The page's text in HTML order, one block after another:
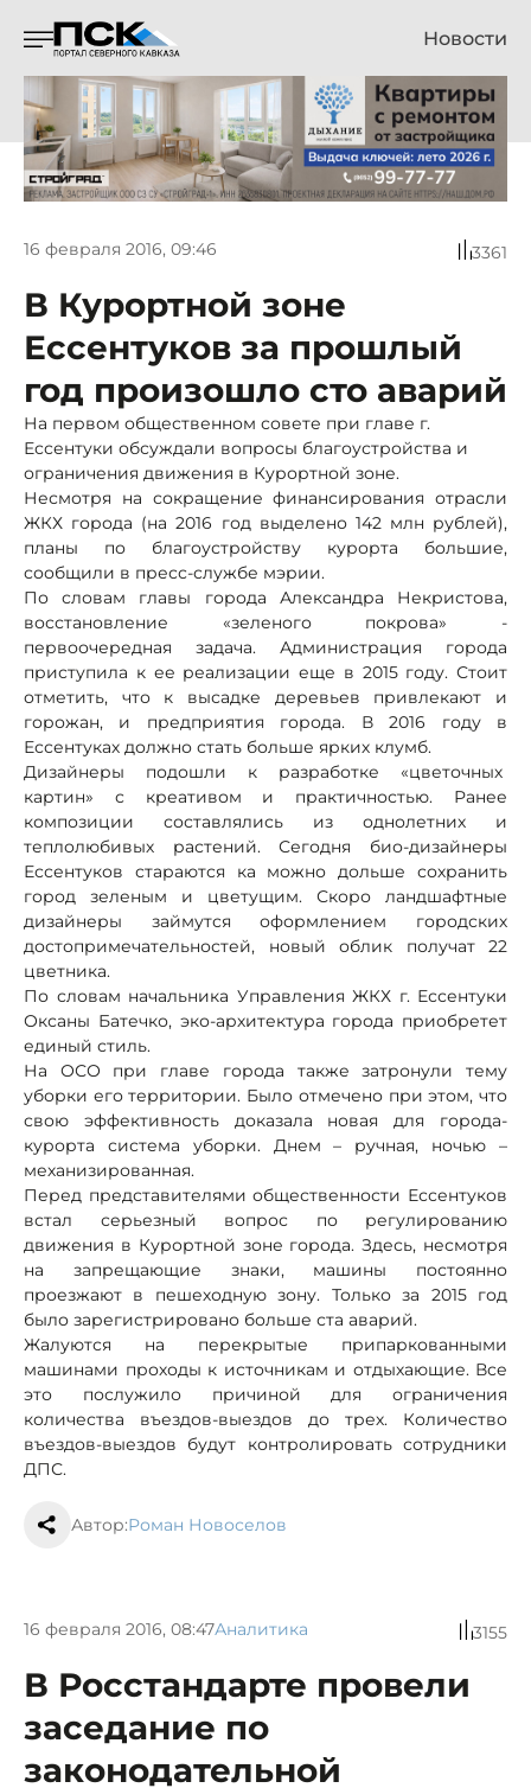
Новости
16 февраля 2016, 09:46 3361
В Курортной зоне
Ессентуков за прошлый
год произошло сто аварий
На первом общественном совете при главе г.
Ессентуки обсуждали вопросы благоустройства и
ограничения движения в Курортной зоне.
Несмотря на сокращение финансирования отрасли
ЖКХ города (на 2016 год выделено 142 млн рублей),
планы по благоустройству курорта большие,
сообщили в пресс-службе мэрии.
По словам главы города Александра Некристова,
восстановление «зеленого покрова» -
первоочередная задача. Администрация города
приступила к ее реализации еще в 2015 году. Стоит
отметить, что к высадке деревьев привлекают и
горожан, и предприятия города. В 2016 году в
Ессентуках должно стать больше ярких клумб.
Дизайнеры подошли к разработке «цветочных
картин» с креативом и практичностью. Ранее
композиции составлялись из однолетних и
теплолюбивых растений. Сегодня био-дизайнеры
Ессентуков стараются ка можно дольше сохранить
город зеленым и цветущим. Скоро ландшафтные
дизайнеры займутся оформлением городских
достопримечательностей, новый облик получат 22
цветника.
По словам начальника Управления ЖКХ г. Ессентуки
Оксаны Батечко, эко-архитектура города приобретет
единый стиль.
На ОСО при главе города также затронули тему
уборки его территории. Было отмечено при этом, что
свою эффективность доказала новая для города-
курорта система уборки. Днем – ручная, ночью –
механизированная.
Перед представителями общественности Ессентуков
встал серьезный вопрос по регулированию
движения в Курортной зоне города. Здесь, несмотря
на запрещающие знаки, машины постоянно
проезжают в пешеходную зону. Только за 2015 год
было зарегистрировано больше ста аварий.
Жалуются на перекрытые припаркованными
машинами проходы к источникам и отдыхающие. Все
это послужило причиной для ограничения
количества въездов-выездов до трех. Количество
въездов-выездов будут контролировать сотрудники
ДПС.
Автор:Роман Новоселов
16 февраля 2016, 08:47Аналитика 3155
В Росстандарте провели
заседание по
законодательной